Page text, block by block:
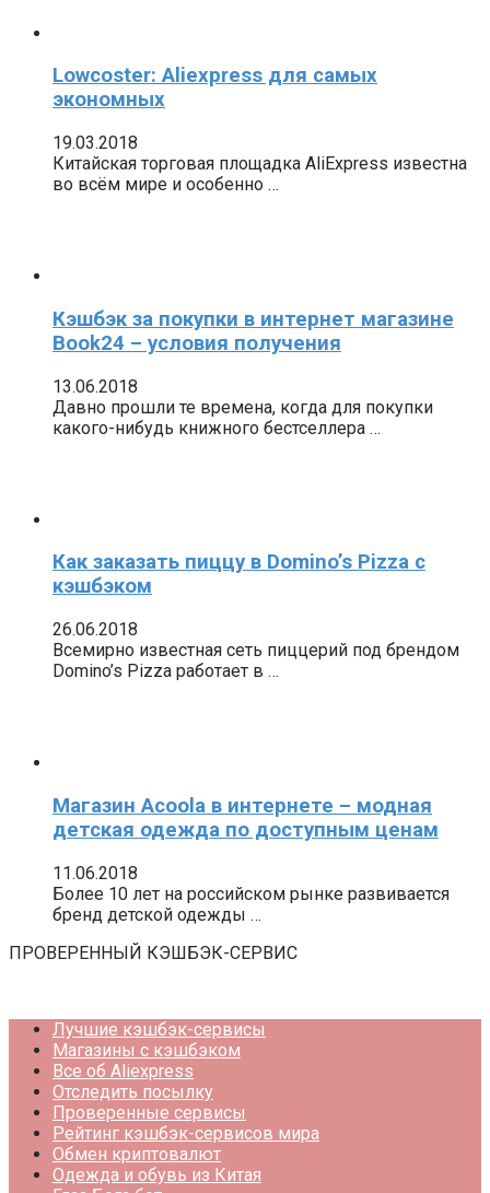
Lowcoster: Aliexpress для самых
экономных
19.03.2018
Китайская торговая площадка AliExpress известна
во всём мире и особенно …
Кэшбэк за покупки в интернет магазине
Book24 – условия получения
13.06.2018
Давно прошли те времена, когда для покупки
какого-нибудь книжного бестселлера …
Как заказать пиццу в Domino’s Pizza с
кэшбэком
26.06.2018
Всемирно известная сеть пиццерий под брендом
Domino’s Pizza работает в …
Магазин Acoola в интернете – модная
детская одежда по доступным ценам
11.06.2018
Более 10 лет на российском рынке развивается
бренд детской одежды …
ПРОВЕРЕННЫЙ КЭШБЭК-СЕРВИС
Лучшие кэшбэк-сервисы
Магазины с кэшбэком
Все об Aliexpress
Отследить посылку
Проверенные сервисы
Рейтинг кэшбэк-сервисов мира
Обмен криптовалют
Одежда и обувь из Китая